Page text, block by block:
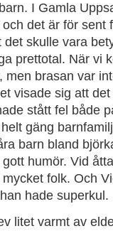
I Gamla
det är för sent
skulle vara
prettotal. När vi
men brasan var
visade sig att
stått fel både
gäng
barn bland
humör. Vid
folk. Och
hade superkul.
litet varmt av